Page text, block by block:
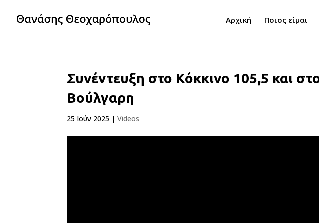
Αρχική Ποιος είμαι
Συνέντευξη στο Κόκκινο 105,5 και
Βούλγαρη
25 Ιούν 2025 |Videos